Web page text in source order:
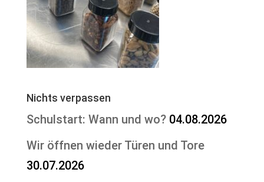
Nichts verpassen
Schulstart: Wann und wo? 04.08.2026
Wir öffnen wieder Türen und Tore
30.07.2026